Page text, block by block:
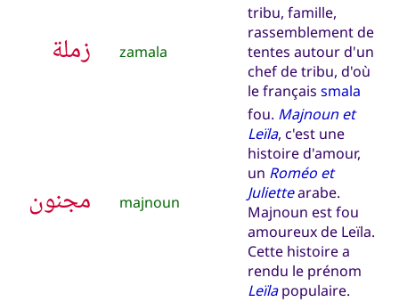
زملة zamala
tribu, famille,
rassemblement de
tentes autour d'un
chef de tribu, d'où
le français smala
مجنون majnoun
fou. Majnoun et
Leïla, c'est une
histoire d'amour,
un Roméo et
Juliettearabe.
Majnoun est fou
amoureux de Leïla.
Cette histoire a
rendu le prénom
Leïlapopulaire.